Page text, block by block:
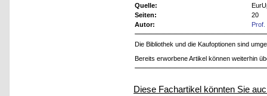
Quelle:
Seiten:
20
Autor:
Die Bibliothek und die Kaufoptionen sind
Bereits erworbene Artikel können weiterhin
Diese Fachartikel könnten Sie